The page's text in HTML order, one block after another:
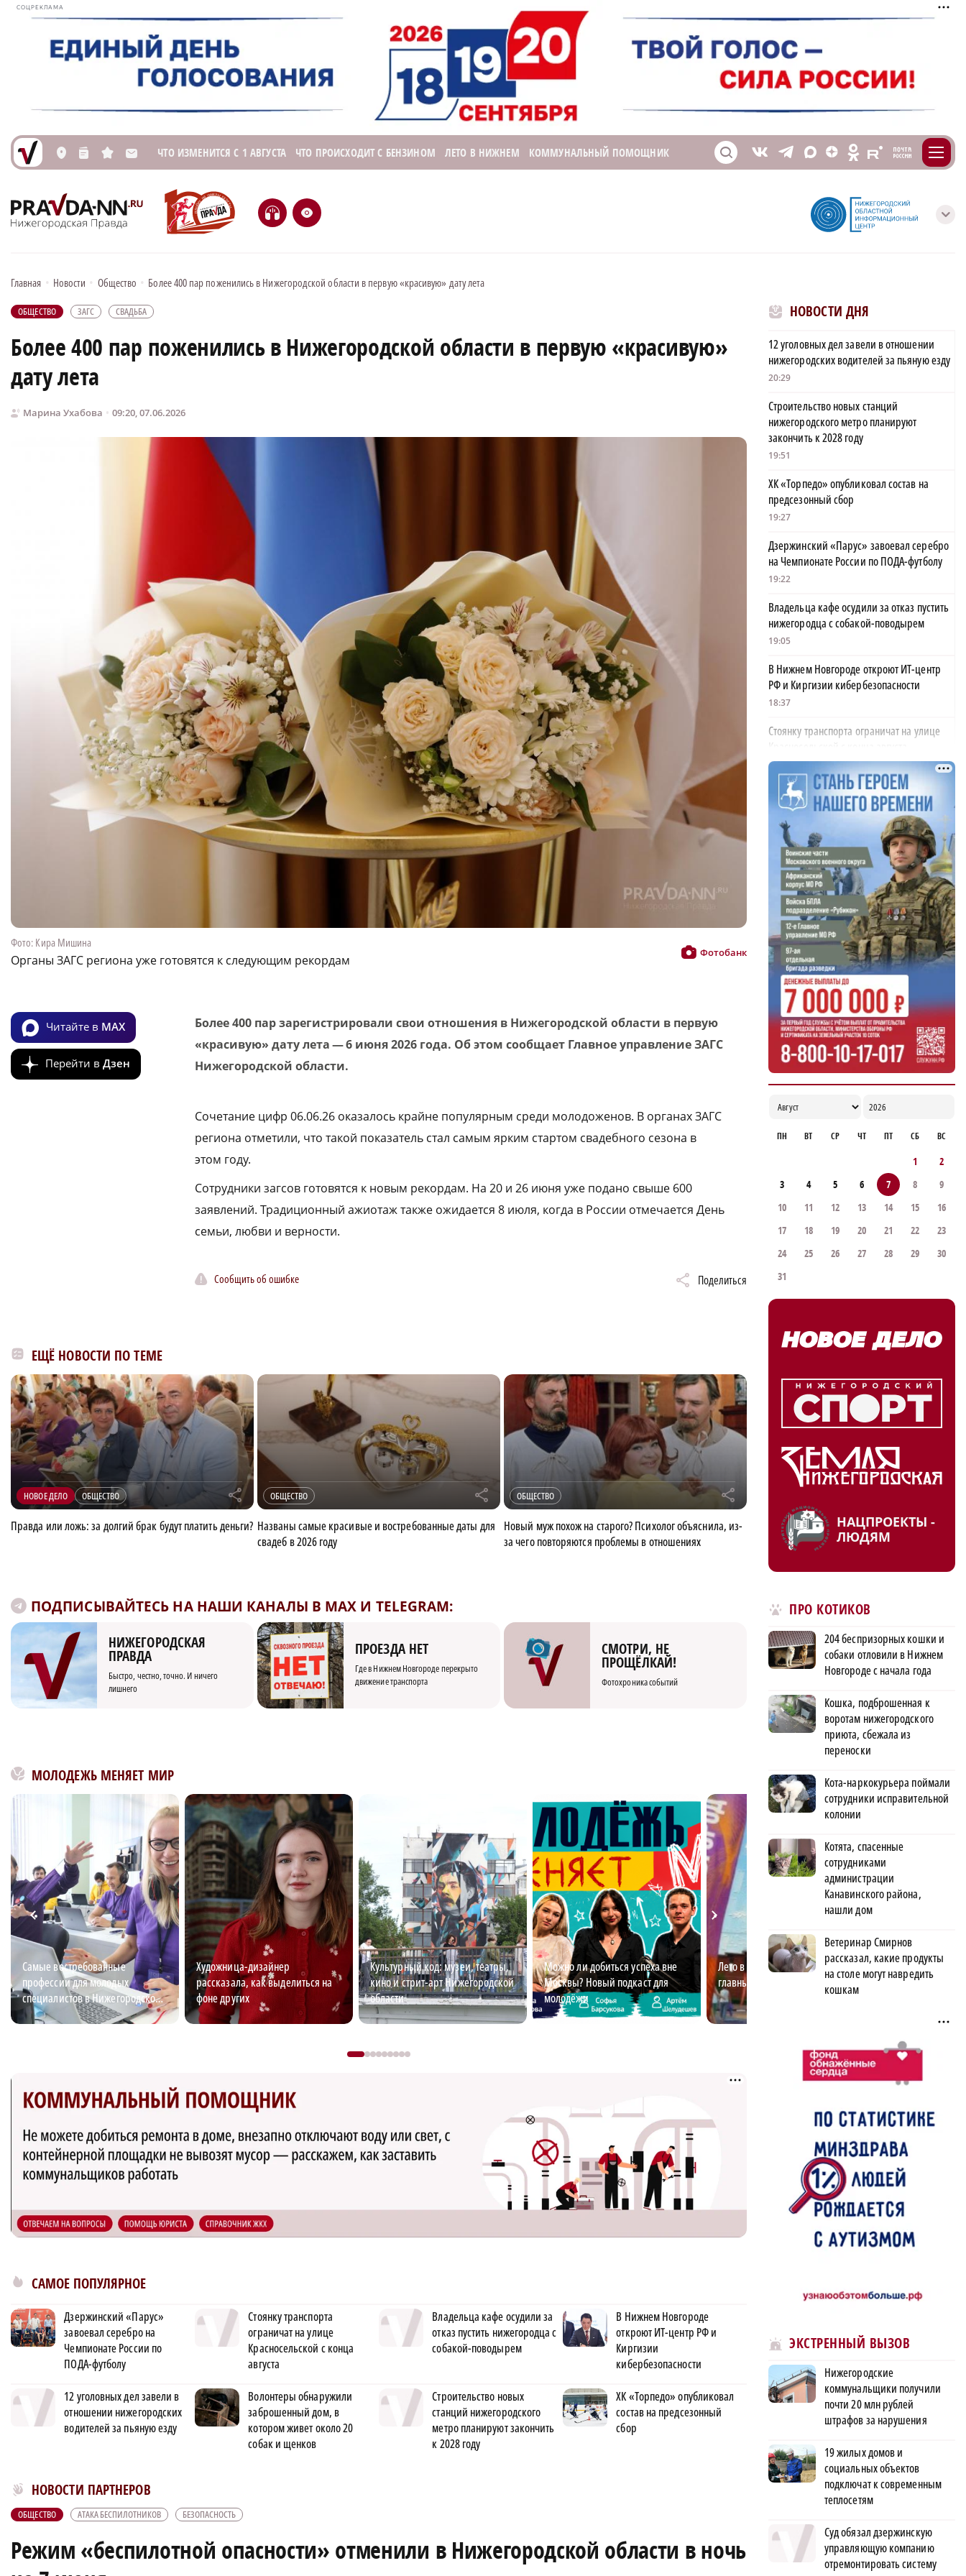
СОЦРЕКЛАМА
L n s M ЧТО ИЗМЕНИТСЯ С 1 АВГУСТА ЧТО ПРОИСХОДИТ С БЕНЗИНОМ ЛЕТО В НИЖНЕМ КОММУНАЛЬНЫЙ ПОМОЩНИК S V T X Z O E m
H e с
Главная • Новости • Общество • Более 400 пар поженились в Нижегородской области в первую «красивую» дату лета
ОБЩЕСТВО ЗАГС СВАДЬБА
Более 400 пар поженились в Нижегородской области в первую «красивую»
дату лета
Марина Ухабова 09:20, 07.06.2026
Фото: Кира Мишина
Органы ЗАГС региона уже готовятся к следующим рекордам Фотобанк
Читайте в MAX
Перейти в Дзен
Более 400 пар зарегистрировали свои отношения в Нижегородской области в первую
«красивую» дату лета — 6 июня 2026 года. Об этом сообщает Главное управление ЗАГС
Нижегородской области.
Сочетание цифр 06.06.26 оказалось крайне популярным среди молодоженов. В органах ЗАГС
региона отметили, что такой показатель стал самым ярким стартом свадебного сезона в
этом году.
Сотрудники загсов готовятся к новым рекордам. На 20 и 26 июня уже подано свыше 600
заявлений. Традиционный ажиотаж также ожидается 8 июля, когда в России отмечается День
семьи, любви и верности.
Сообщить об ошибке Поделиться
ЕЩЁ НОВОСТИ ПО ТЕМЕ
НОВОЕ ДЕЛО ОБЩЕСТВО r
Правда или ложь: за долгий брак будут платить деньги?
ОБЩЕСТВО r
Названы самые красивые и востребованные даты для
свадеб в 2026 году
ОБЩЕСТВО r
Новый муж похож на старого? Психолог объяснила, из-
за чего повторяются проблемы в отношениях
ПОДПИСЫВАЙТЕСЬ НА НАШИ КАНАЛЫ В MAX И TELEGRAM:
НИЖЕГОРОДСКАЯ
ПРАВДА
Быстро, честно, точно. И ничего
лишнего
ПРОЕЗДА НЕТ
Где в Нижнем Новгороде перекрыто
движение транспорта
СМОТРИ, НЕ
ПРОЩЁЛКАЙ!
Фотохроника событий
МОЛОДЕЖЬ МЕНЯЕТ МИР
Самые востребованные
профессии для молодых
специалистов в Нижегородской
области
Художница-дизайнер
рассказала, как выделиться на
фоне других
Культурный код: музеи, театры,
кино и стрит-арт Нижегородской
области
Можно ли добиться успеха вне
Москвы? Новый подкаст для
молодёжи
Лето в Нижнем: что ты знаешь о
главных событиях?
Основа
Нижегородская
САМОЕ ПОПУЛЯРНОЕ
Дзержинский «Парус»
завоевал серебро на
Чемпионате России по
ПОДА-футболу
Стоянку транспорта
ограничат на улице
Красносельской с конца
августа
Владельца кафе осудили за
отказ пустить нижегородца с
собакой-поводырем
В Нижнем Новгороде
откроют ИТ-центр РФ и
Киргизии
кибербезопасности
12 уголовных дел завели в
отношении нижегородских
водителей за пьяную езду
Волонтеры обнаружили
заброшенный дом, в
котором живет около 20
собак и щенков
Строительство новых
станций нижегородского
метро планируют закончить
к 2028 году
ХК «Торпедо» опубликовал
состав на предсезонный
сбор
НОВОСТИ ПАРТНЕРОВ
Новости МирТесен
ОБЩЕСТВО АТАКА БЕСПИЛОТНИКОВ БЕЗОПАСНОСТЬ
Режим «беспилотной опасности» отменили в Нижегородской области в ночь
НОВОСТИ ДНЯ
12 уголовных дел завели в отношении
нижегородских водителей за пьяную езду
20:29
Строительство новых станций
нижегородского метро планируют
закончить к 2028 году
19:51
ХК «Торпедо» опубликовал состав на
предсезонный сбор
19:27
Дзержинский «Парус» завоевал серебро
на Чемпионате России по ПОДА-футболу
19:22
Владельца кафе осудили за отказ пустить
нижегородца с собакой-поводырем
19:05
В Нижнем Новгороде откроют ИТ-центр
РФ и Киргизии кибербезопасности
18:37
Стоянку транспорта ограничат на улице
Красносельской с конца августа
18:37
Волонтеры обнаружили заброшенный
дом, в котором живет около 20 собак и
щенков
18:02
В Нижегородской области наградили
более 40 организаций к Дню строителя
17:57
Садыр Жапаров и Глеб Никитин провели
рабочую встречу в Киргизии
17:38
ПН ВТ СР ЧТ ПТ СБ ВС
1
2
3
4 5 6 7 8
9
10
11 12 13 14 15
16
17
18 19 20 21 22
23
24
25 26 27 28 29
30
31
НАЦПРОЕКТЫ -
ЛЮДЯМ
ПРО КОТИКОВ
204 беспризорных кошки и
собаки отловили в Нижнем
Новгороде с начала года
Кошка, подброшенная к
воротам нижегородского
приюта, сбежала из
переноски
Кота-наркокурьера поймали
сотрудники исправительной
колонии
Котята, спасенные
сотрудниками
администрации
Канавинского района,
нашли дом
Ветеринар Смирнов
рассказал, какие продукты
на столе могут навредить
кошкам
ЭКСТРЕННЫЙ ВЫЗОВ
Нижегородские
коммунальщики получили
почти 20 млн рублей
штрафов за нарушения
19 жилых домов и
социальных объектов
подключат к современным
теплосетям
Суд обязал дзержинскую
управляющую компанию
отремонтировать систему